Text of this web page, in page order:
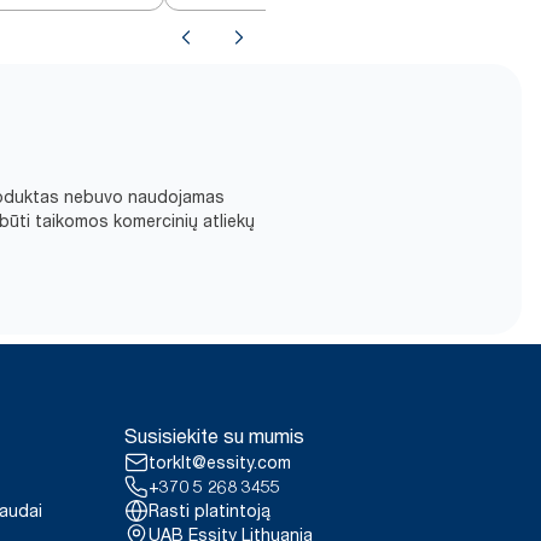
nebuvo naudojamas
taikomos komercinių atliekų
Susisiekite su mumis
torklt@essity.com
+370 5 268 3455
Rasti platintoją
UAB Essity Lithuania